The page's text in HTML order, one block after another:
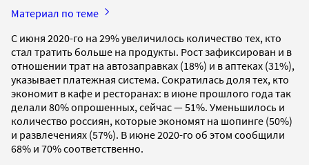
Материал по теме
С июня 2020-го на 29% увеличилось количество тех, кто
стал тратить больше на продукты. Рост зафиксирован и в
отношении трат на автозаправках (18%) и в аптеках (31%),
указывает платежная система. Сократилась доля тех, кто
экономит в кафе и ресторанах: в июне прошлого года так
делали 80% опрошенных, сейчас — 51%. Уменьшилось и
количество россиян, которые экономят на шопинге (50%)
и развлечениях (57%). В июне 2020-го об этом сообщили
68% и 70% соответственно.